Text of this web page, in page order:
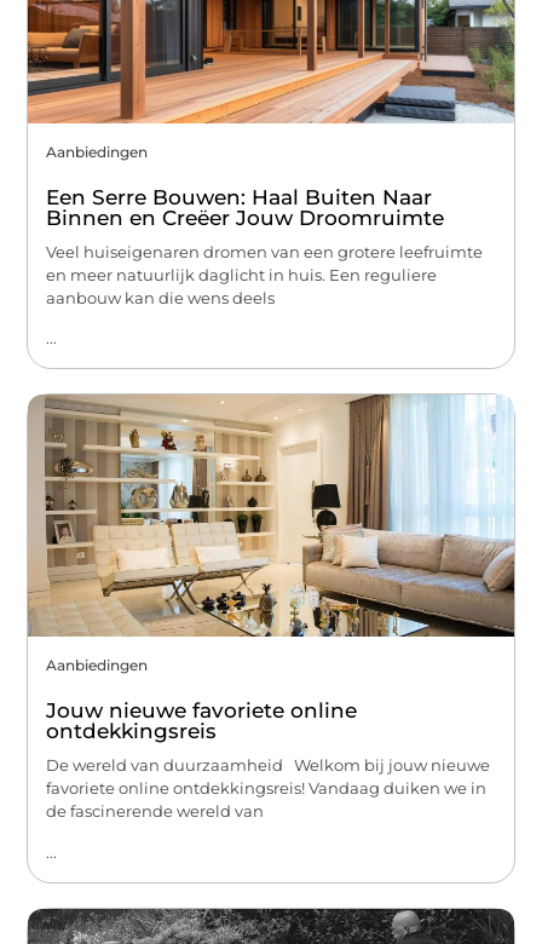
Aanbiedingen
Een Serre Bouwen: Haal Buiten Naar
Binnen en Creëer Jouw Droomruimte
Veel huiseigenaren dromen van een grotere leefruimte
en meer natuurlijk daglicht in huis. Een reguliere
aanbouw kan die wens deels
...
Aanbiedingen
Jouw nieuwe favoriete online
ontdekkingsreis
De wereld van duurzaamheid Welkom bij jouw nieuwe
favoriete online ontdekkingsreis! Vandaag duiken we in
de fascinerende wereld van
...